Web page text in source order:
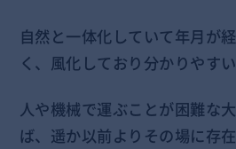
自然と一体化していて年月が
く、風化しており分かりやす
人や機械で運ぶことが困難な
ば、遥か以前よりその場に存